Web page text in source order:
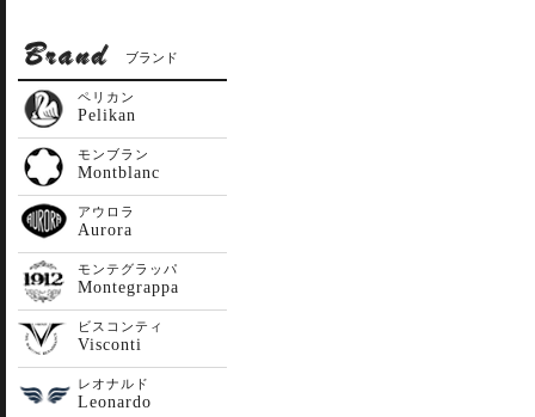
ブランド
ペリカン
Pelikan
モンブラン
Montblanc
アウロラ
Aurora
モンテグラッパ
Montegrappa
ビスコンティ
Visconti
レオナルド
Leonardo